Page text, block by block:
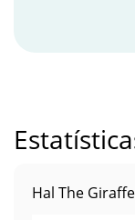
Hal The